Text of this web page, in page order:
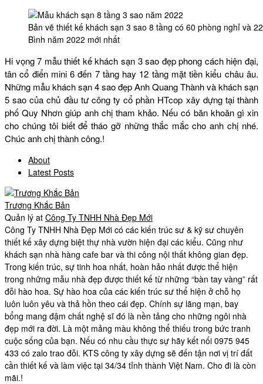
Bản vẽ thiết kế khách sạn 3 sao 8 tầng có 60 phòng nghỉ và
Bình năm 2022 mới nhất
Hi vọng 7 mẫu thiết kế khách sạn 3 sao đẹp phong cách hiện đại,
tân cổ điển mini 6 đến 7 tầng hay 12 tầng mặt tiền kiểu châu âu.
Những mẫu khách sạn 4 sao đẹp Anh Quang Thành và khách sạn
5 sao của chủ đầu tư công ty cổ phần HTcop xây dựng tại thành
phố Quy Nhơn giúp anh chị tham khảo. Nếu có băn khoăn gì xin
cho chúng tôi biết để tháo gỡ những thắc mắc cho anh chị nhé.
Chúc anh chị thành công.!
About
Latest Posts
Trương Khắc Bản
Quản lý at Công Ty TNHH Nhà Đẹp Mới
Công Ty TNHH Nhà Đẹp Mới có các kiến trúc sư & kỹ sư chuyên
thiết kế xây dựng biệt thự nhà vườn hiện đại các kiểu. Cũng như
khách sạn nhà hàng cafe bar và thi công nội thất không gian đẹp.
Trong kiến trúc, sự tinh hoa nhất, hoàn hảo nhất được thể hiện
trong những mẫu nhà đẹp được thiết kế từ những “bàn tay vàng” rất
đỗi hào hoa. Sự hào hoa của các kiến trúc sư thể hiện ở chỗ họ
luôn luôn yêu và thả hồn theo cái đẹp. Chính sự lãng mạn, bay
bổng mang đậm chất nghệ sĩ đó là nền tảng cho những ngôi nhà
đẹp mới ra đời. Là một mảng màu không thể thiếu trong bức tranh
cuộc sống của bạn. Nếu có nhu cầu thực sự hãy kết nối 0975 945
433 có zalo trao đỗi. KTS công ty xây dựng sẽ đến tận nơi vị trí đất
cần thiết kế và làm việc tại 34/34 tỉnh thành Việt Nam. Cho đi là còn
mãi.!